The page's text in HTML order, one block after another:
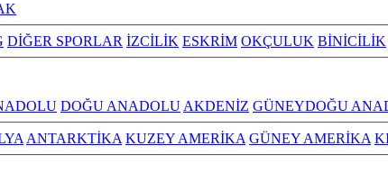
DİĞER SPORLAR İZCİLİK ESKRİM OKÇULUK BİNİCİLİK
DOĞU ANADOLU AKDENİZ GÜNEYDOĞU
ANTARKTİKA KUZEY AMERİKA GÜNEY AMERİKA